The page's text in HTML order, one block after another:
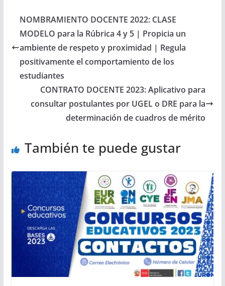
NOMBRAMIENTO DOCENTE 2022: CLASE
MODELO para la Rúbrica 4 y 5 | Propicia un
ambiente de respeto y proximidad | Regula
positivamente el comportamiento de los
estudiantes
CONTRATO DOCENTE 2023: Aplicativo para
consultar postulantes por UGEL o DRE para la
determinación de cuadros de mérito
También te puede gustar